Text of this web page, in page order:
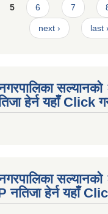
5 6 7
next › last
हेर्न यहाँ Click
हेर्न यहाँ